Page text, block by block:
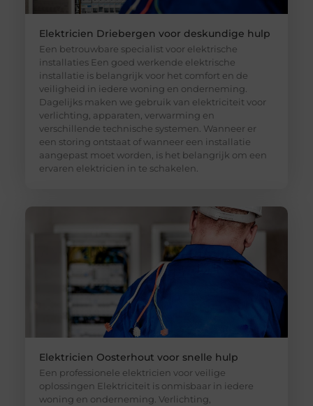
Elektricien Driebergen voor deskundige hulp
Een betrouwbare specialist voor elektrische
installaties Een goed werkende elektrische
installatie is belangrijk voor het comfort en de
veiligheid in iedere woning en onderneming.
Dagelijks maken we gebruik van elektriciteit voor
verlichting, apparaten, verwarming en
verschillende technische systemen. Wanneer er
een storing ontstaat of wanneer een installatie
aangepast moet worden, is het belangrijk om een
ervaren elektricien in te schakelen.
Elektricien Oosterhout voor snelle hulp
Een professionele elektricien voor veilige
oplossingen Elektriciteit is onmisbaar in iedere
woning en onderneming. Verlichting,